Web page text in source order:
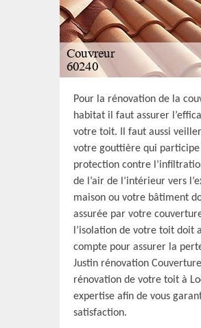
Pour la rénovation de la
habitat il faut assurer
votre toit. Il faut aussi
votre gouttière qui
protection contre
de l’air de l’intérieur vers
maison ou votre bâtiment
assurée par votre
l’isolation de votre toit doit
compte pour assurer la
Justin rénovation
rénovation de votre toit à
expertise afin de vous
satisfaction.